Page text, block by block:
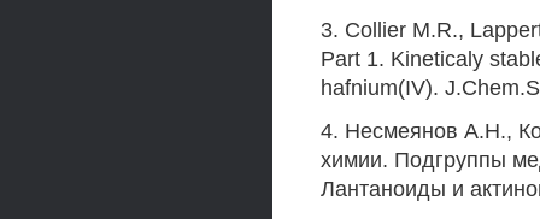
3. Collier M.R.,
Part 1. Kineticaly
hafnium(IV).
4. Несмеянов A.H.,
химии. Подгруппы
Лантаноиды и